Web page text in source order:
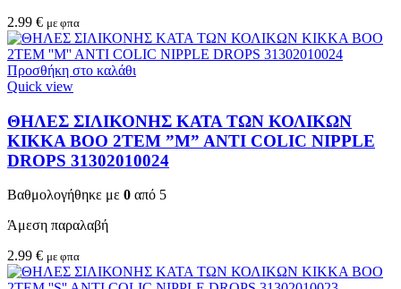
2.99 € με φπα
Προσθήκη στο καλάθι
Quick view
ΘΗΛΕΣ ΣΙΛΙΚΟΝΗΣ ΚΑΤΑ ΤΩΝ ΚΟΛΙΚΩΝ
KIKKA BOO 2TEM ”M” ANTI COLIC NIPPLE
DROPS 31302010024
Βαθμολογήθηκε με 0 από 5
Άμεση παραλαβή
2.99 € με φπα